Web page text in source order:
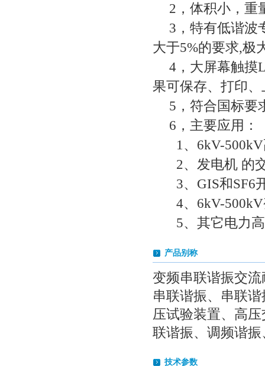
2，体积小，重
3，特有低谐波
大于5%的要求,极
4，大屏幕触摸
果可保存、打印
5，符合国标
6，主要应用：
1、6kV-
2、发电机
3、GIS和
4、6kV-
5、其它电力
产品别称
变频串联谐振交
串联谐振、串联
压试验装置、高
联谐振、调频谐
技术参数